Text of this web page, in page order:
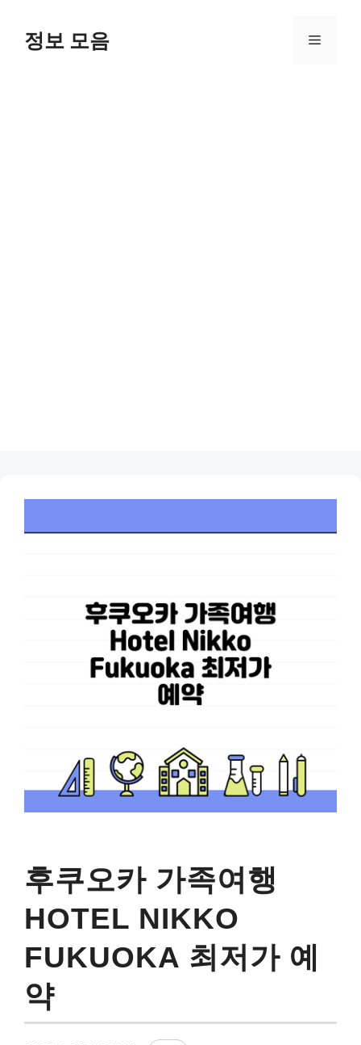
content정보 모음 Menu
후쿠오카 가족여행
HOTEL NIKKO
FUKUOKA 최저가 예
약